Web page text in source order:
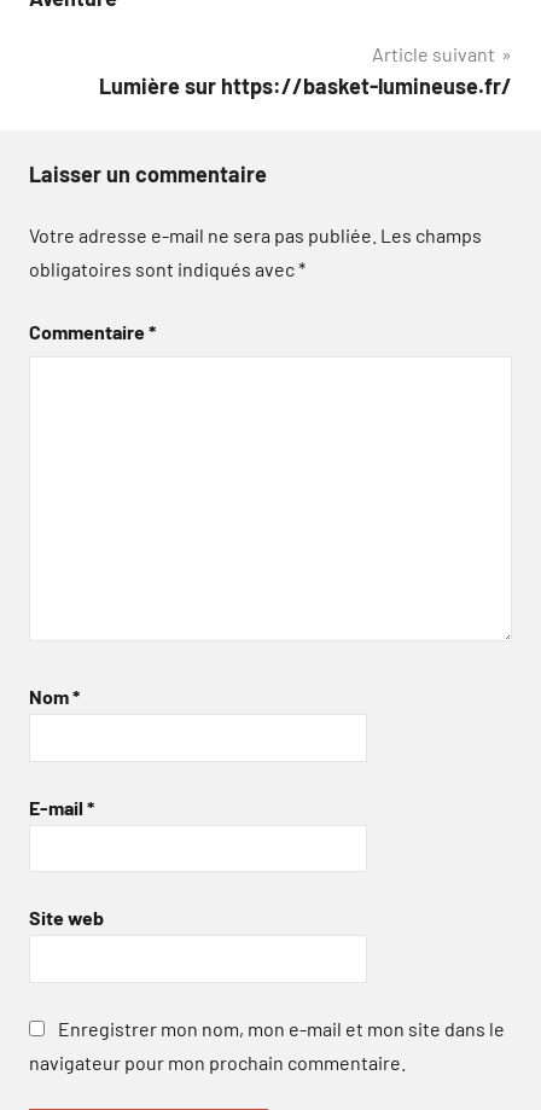
Article suivant
Lumière sur https://basket-lumineuse.fr/
Laisser un commentaire
Votre adresse e-mail ne sera pas publiée. Les champs
obligatoires sont indiqués avec*
Commentaire*
Nom*
E-mail *
Site web
Enregistrer mon nom, mon e-mail et mon site dans le
navigateur pour mon prochain commentaire.